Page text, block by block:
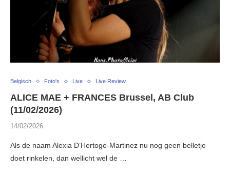
Belgisch Foto's Live Live Review
ALICE MAE + FRANCES Brussel, AB Club
(11/02/2026)
14/02/2026
Als de naam Alexia D’Hertoge-Martinez nu nog geen belletje
doet rinkelen, dan wellicht wel de …